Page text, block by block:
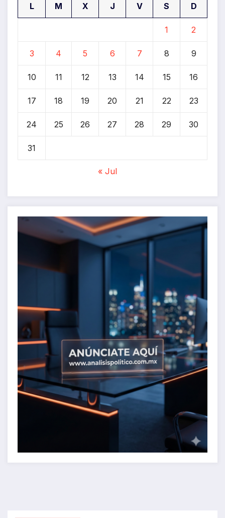
L M X J V S D
1 2
3 4 5 6 7 8 9
10 11 12 13 14 15 16
17 18 19 20 21 22 23
24 25 26 27 28 29 30
31
« Jul